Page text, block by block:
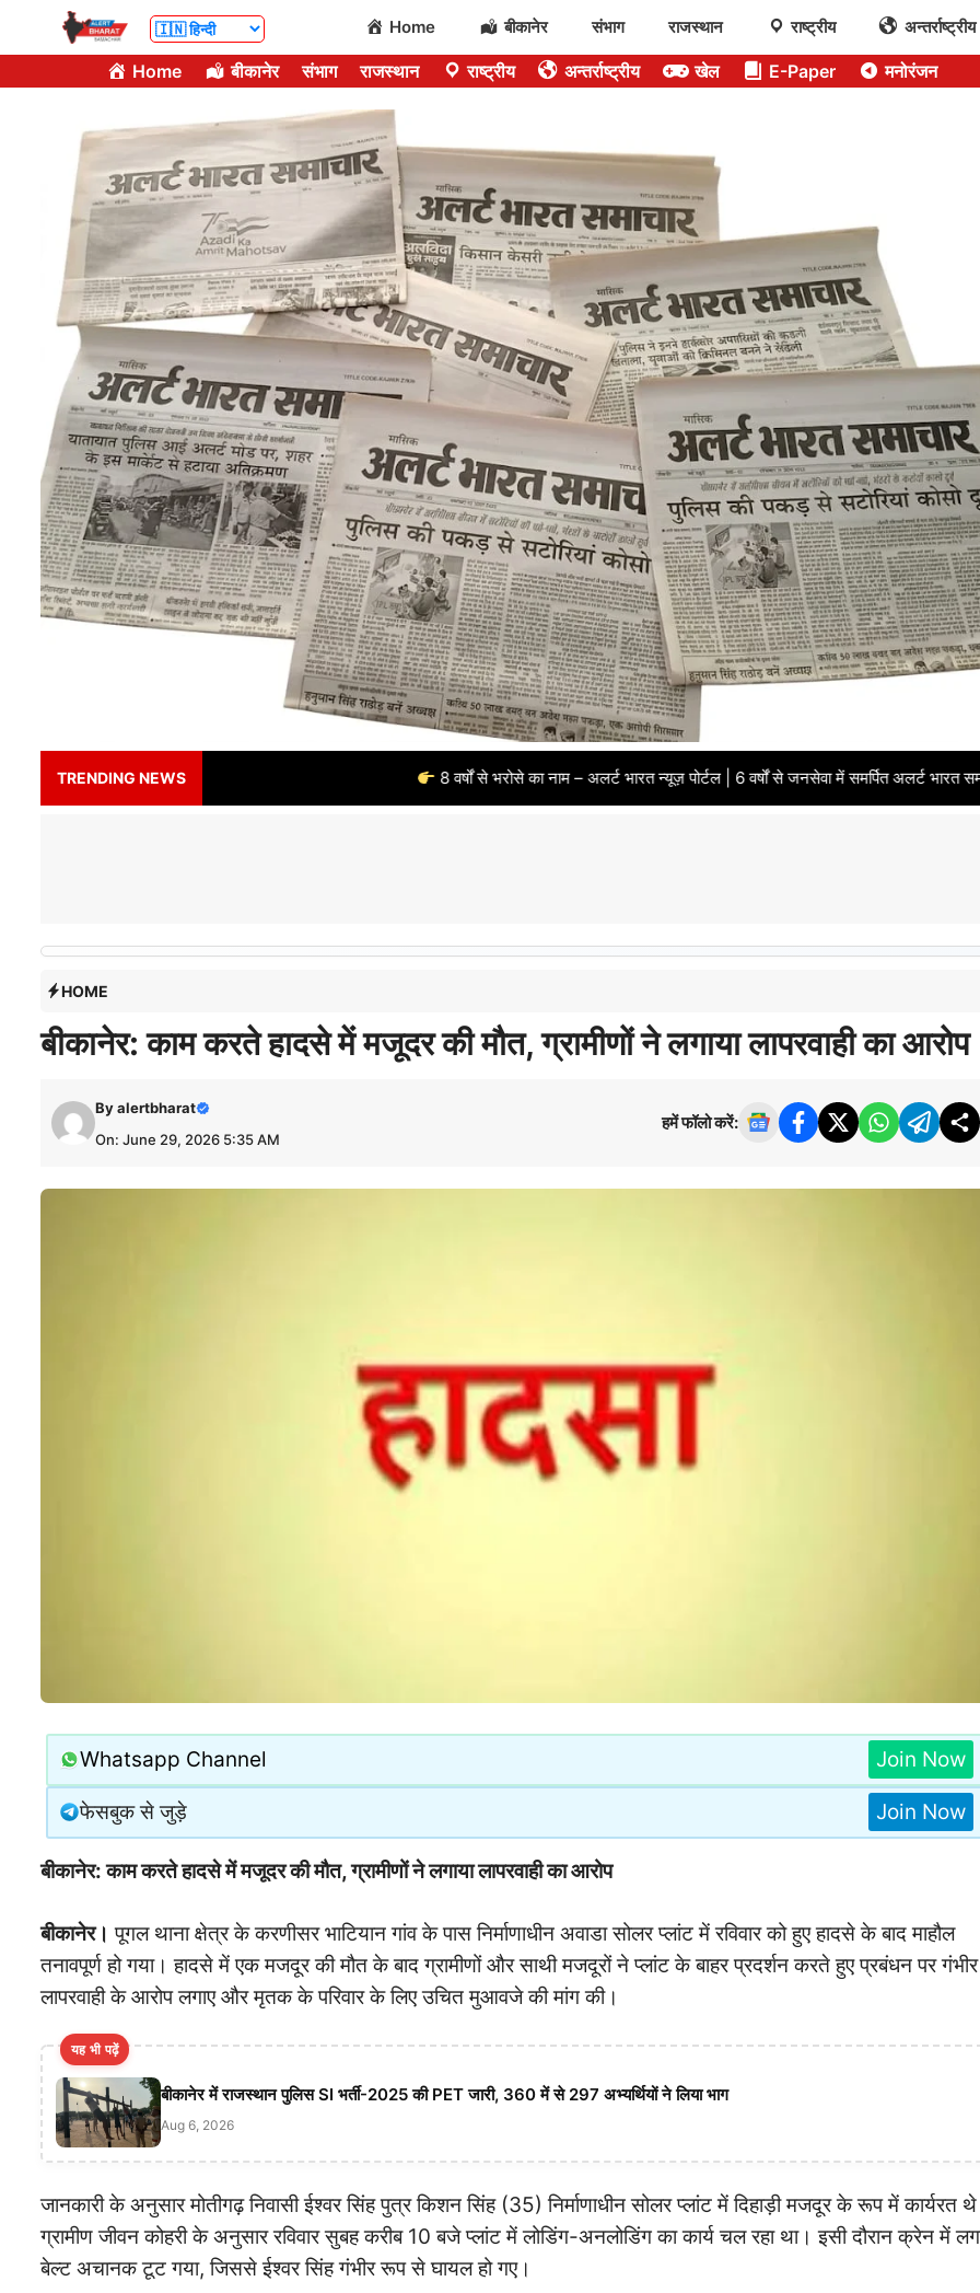
Home बीकानेर संभाग राजस्थान राष्ट्रीय अन्तर्राष्ट्रीय
Home बीकानेर संभाग राजस्थान राष्ट्रीय अन्तर्राष्ट्रीय खेल E-Paper मनोरंजन
TRENDING NEWS 8 वर्षों से भरोसे का नाम – अलर्ट भारत न्यूज़ पोर्टल | 6 वर्षों से जनसेवा में समर्पित अलर्ट भारत समाचार पत्र |
HOME
बीकानेर: काम करते हादसे में मजूदर की मौत, ग्रामीणों ने लगाया लापरवाही का आरोप
Byalertbharat
On: June 29, 2026 5:35 AM
हमें फॉलो करें:
Whatsapp Channel Join Now
फेसबुक से जुड़े Join Now
बीकानेर: काम करते हादसे में मजूदर की मौत, ग्रामीणों ने लगाया लापरवाही का आरोप
बीकानेर। पूगल थाना क्षेत्र के करणीसर भाटियान गांव के पास निर्माणाधीन अवाडा सोलर प्लांट में रविवार को हुए हादसे के बाद माहौल
तनावपूर्ण हो गया। हादसे में एक मजदूर की मौत के बाद ग्रामीणों और साथी मजदूरों ने प्लांट के बाहर प्रदर्शन करते हुए प्रबंधन पर गंभीर
लापरवाही के आरोप लगाए और मृतक के परिवार के लिए उचित मुआवजे की मांग की।
यह भी पढ़ें
बीकानेर में राजस्थान पुलिस SI भर्ती-2025 की PET जारी, 360 में से 297 अभ्यर्थियों ने लिया भाग
Aug 6, 2026
जानकारी के अनुसार मोतीगढ़ निवासी ईश्वर सिंह पुत्र किशन सिंह (35) निर्माणाधीन सोलर प्लांट में दिहाड़ी मजदूर के रूप में कार्यरत
ग्रामीण जीवन कोहरी के अनुसार रविवार सुबह करीब 10 बजे प्लांट में लोडिंग-अनलोडिंग का कार्य चल रहा था। इसी दौरान क्रेन में
बेल्ट अचानक टूट गया, जिससे ईश्वर सिंह गंभीर रूप से घायल हो गए।